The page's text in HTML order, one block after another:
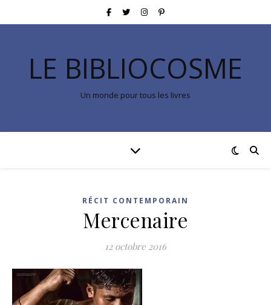
LE BIBLIOCOSME
Un monde pour tous les livres
RÉCIT CONTEMPORAIN
Mercenaire
12 octobre 2016